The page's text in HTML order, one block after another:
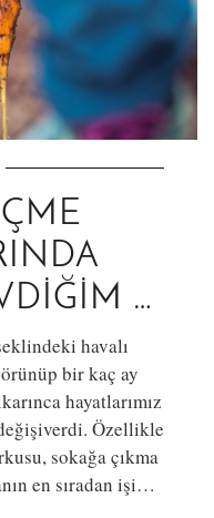
…
havalı
bir kaç ay
hayatlarımız
Özellikle
sokağa çıkma
en sıradan işi…